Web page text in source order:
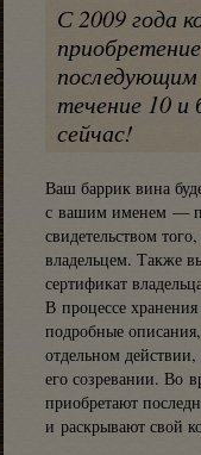
С 2009 года
последующим
течение 10
сейчас!
Ваш баррик вина
с вашим именем —
свидетельством
владельцем. Также
сертификат
В процессе
подробные
отдельном
его созревании. Во
приобретают
и раскрывают свой